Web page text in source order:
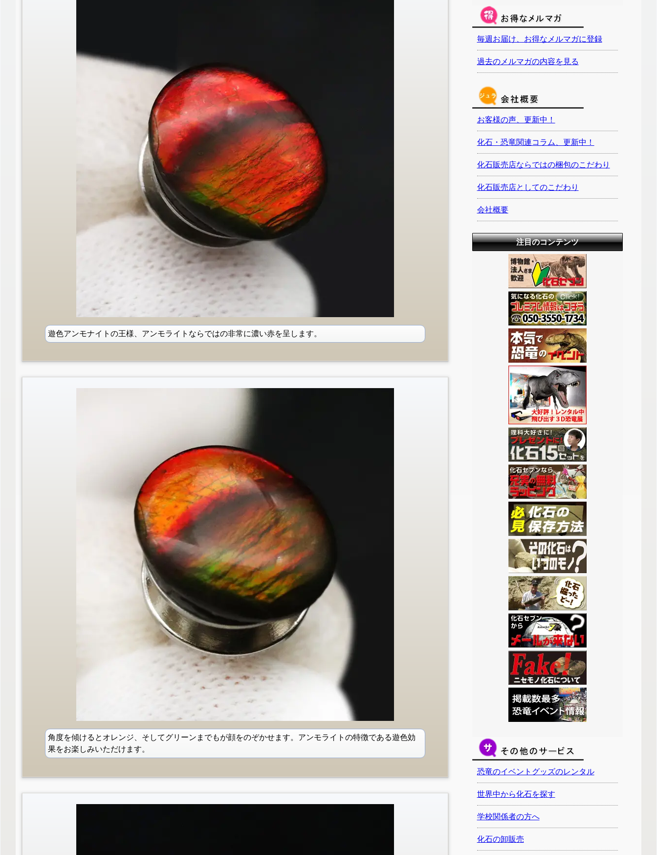
遊色アンモナイトの王様、アンモライトならではの非常に濃い赤を呈します。
角度を傾けるとオレンジ、そしてグリーンまでもが顔をのぞかせます。アンモライトの特徴である遊色効
果をお楽しみいただけます。
毎週お届け、お得なメルマガに登録
過去のメルマガの内容を見る
お客様の声、更新中！
化石・恐竜関連コラム、更新中！
化石販売店ならではの梱包のこだわり
化石販売店としてのこだわり
会社概要
注目のコンテンツ
恐竜のイベントグッズのレンタル
世界中から化石を探す
学校関係者の方へ
化石の卸販売